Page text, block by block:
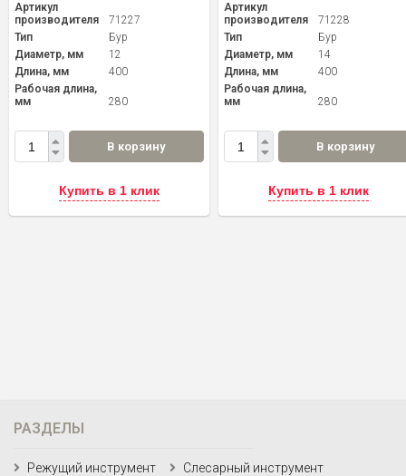
Артикул
производителя
71227
Тип
Бур
Диаметр, мм
12
Длина, мм
400
Рабочая длина,
мм
280
В корзину
Купить в 1 клик
Артикул
производителя
71228
Тип
Бур
Диаметр, мм
14
Длина, мм
400
Рабочая длина,
мм
280
В корзину
Купить в 1 клик
РАЗДЕЛЫ
Режущий инструмент
Слесарный инструмент